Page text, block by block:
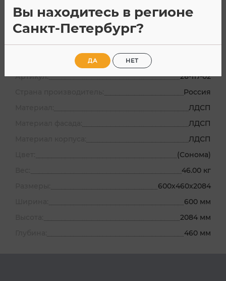
Характеристики Отзывы
Артикул:
26-117-02
Россия
ЛДСП
ЛДСП
ЛДСП
(Сонома)
46.00 кг
600х460х2084
600 мм
2084 мм
460 мм
Вы находитесь в регионе
Санкт-Петербург?
ДА НЕТ